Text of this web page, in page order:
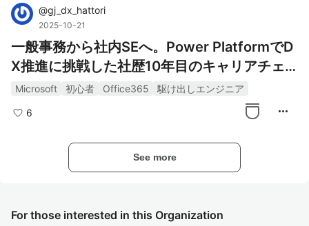
For those interested in this Organization
@gj_dx_hattori
2025-10-21
一般事務から社内SEへ。Power PlatformでD
X推進に挑戦した社歴10年目のキャリアチェ
ンジ。
Microsoft 初心者 Office365 駆け出しエンジニア
6 more_horiz
See more